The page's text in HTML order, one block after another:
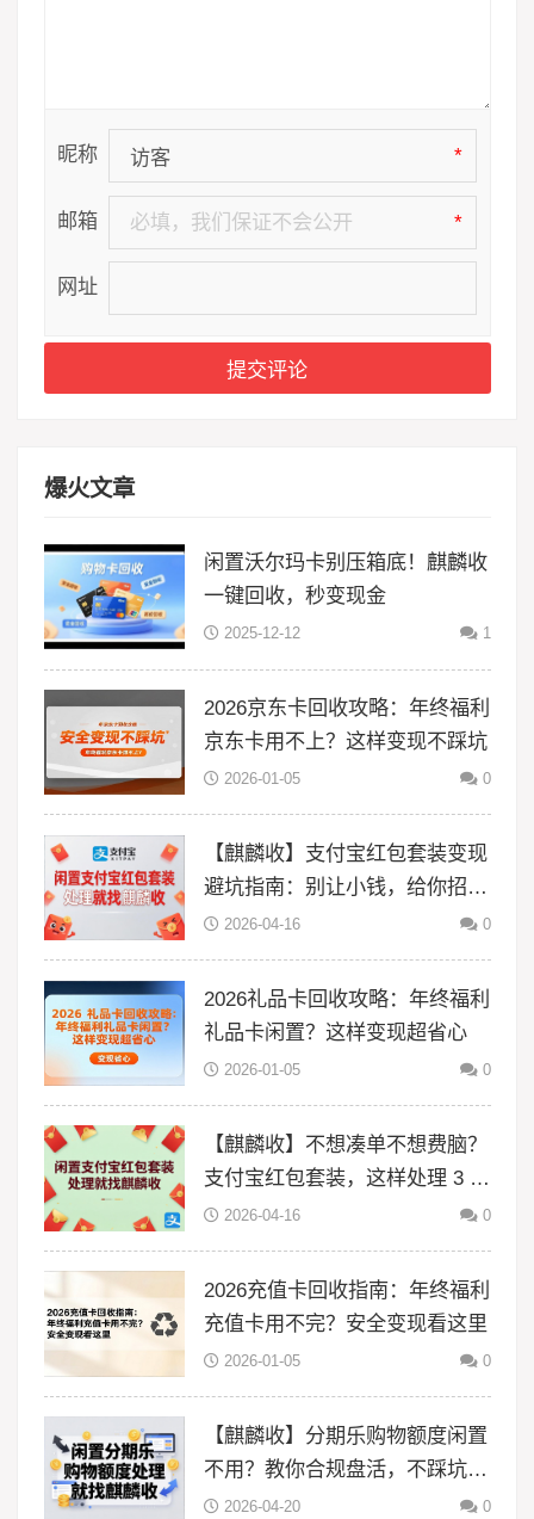
昵称 *
邮箱 *
网址
爆火文章
闲置沃尔玛卡别压箱底！麒麟收
一键回收，秒变现金
2025-12-12 1
2026京东卡回收攻略：年终福利
京东卡用不上？这样变现不踩坑
2026-01-05 0
【麒麟收】支付宝红包套装变现
避坑指南：别让小钱，给你招来
大风险
2026-04-16 0
2026礼品卡回收攻略：年终福利
礼品卡闲置？这样变现超省心
2026-01-05 0
【麒麟收】不想凑单不想费脑？
支付宝红包套装，这样处理 3 分
钟搞定
2026-04-16 0
2026充值卡回收指南：年终福利
充值卡用不完？安全变现看这里
2026-01-05 0
【麒麟收】分期乐购物额度闲置
不用？教你合规盘活，不踩坑更
省心2026-04-20 0